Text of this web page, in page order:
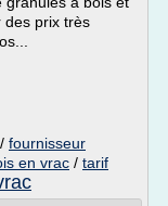
des prix très
/ fournisseur
en vrac / tarif